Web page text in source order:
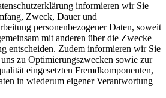
informieren wir Sie
Zweck, Dauer und
personenbezogener Daten, soweit
mit anderen über die Zwecke
entscheiden. Zudem informieren wir Sie
zu Optimierungszwecken sowie zur
eingesetzten Fremdkomponenten,
in wiederum eigener Verantwortung